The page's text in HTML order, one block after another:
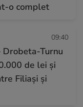
o complet
09:40
Drobeta-Turnu
de lei și
Filiași și